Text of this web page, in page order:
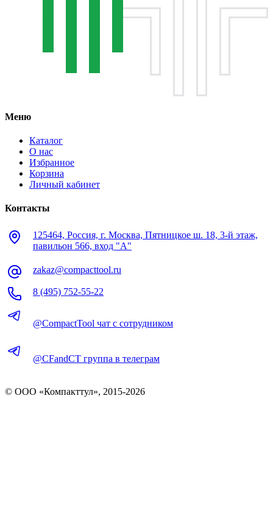
Меню
Каталог
О нас
Избранное
Корзина
Личный кабинет
Контакты
125464, Россия, г. Москва, Пятницкое ш. 18, 3-й этаж,
павильон 566, вход "А"
zakaz@compacttool.ru
8 (495) 752-55-22
@CompactTool чат с сотрудником
@CFandCT группа в телеграм
© OOO «Компакттул», 2015-2026